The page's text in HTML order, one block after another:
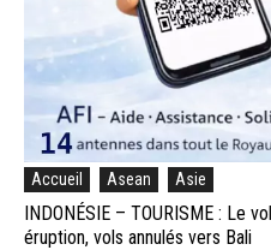
Accueil Asean Asie
INDONÉSIE – TOURISME : Le
éruption, vols annulés vers Bali